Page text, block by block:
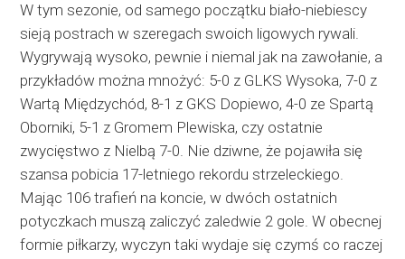
W tym sezonie, od samego początku biało-niebiescy
sieją postrach w szeregach swoich ligowych rywali.
Wygrywają wysoko, pewnie i niemal jak na zawołanie, a
przykładów można mnożyć: 5-0 z GLKS Wysoka, 7-0 z
Wartą Międzychód, 8-1 z GKS Dopiewo, 4-0 ze Spartą
Oborniki, 5-1 z Gromem Plewiska, czy ostatnie
zwycięstwo z Nielbą 7-0. Nie dziwne, że pojawiła się
szansa pobicia 17-letniego rekordu strzeleckiego.
Mając 106 trafień na koncie, w dwóch ostatnich
potyczkach muszą zaliczyć zaledwie 2 gole. W obecnej
formie piłkarzy, wyczyn taki wydaje się czymś co raczej